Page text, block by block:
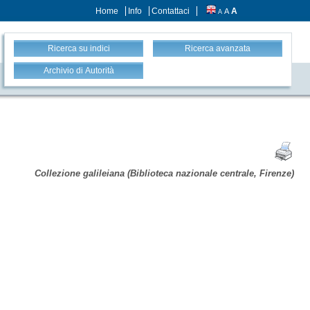
Home Info Contattaci A A A
Ricerca su indici Ricerca avanzata
Archivio di Autorità